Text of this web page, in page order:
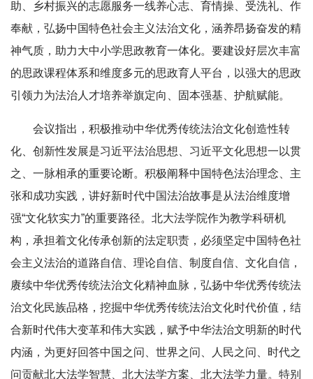
助、乡村振兴的志愿服务一线养心志、育情操、受洗礼、作
奉献，弘扬中国特色社会主义法治文化，涵养昂扬奋发的精
神气质，助力大中小学思政教育一体化。要建设好层次丰富
的思政课程体系和维度多元的思政育人平台，以强大的思政
引领力为法治人才培养举旗定向、固本强基、护航赋能。
会议指出，积极推动中华优秀传统法治文化创造性转
化、创新性发展是习近平法治思想、习近平文化思想一以贯
之、一脉相承的重要论断。积极阐释中国特色法治理念、主
张和成功实践，讲好新时代中国法治故事是从法治维度增
强“文化软实力”的重要路径。北大法学院作为教学科研机
构，承担着文化传承创新的法定职责，必须坚定中国特色社
会主义法治的道路自信、理论自信、制度自信、文化自信，
赓续中华优秀传统法治文化精神血脉，弘扬中华优秀传统法
治文化民族品格，挖掘中华优秀传统法治文化时代价值，结
合新时代伟大变革和伟大实践，赋予中华法治文明新的时代
内涵，为更好回答中国之问、世界之问、人民之问、时代之
问贡献北大法学智慧、北大法学方案、北大法学力量。特别